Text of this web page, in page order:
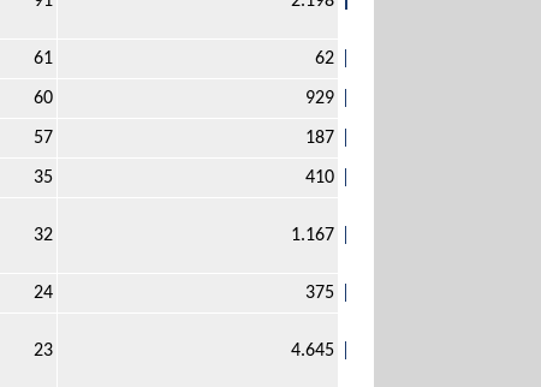
61
62
60
929
57
187
35
410
32 1.167
24
375
23 4.645